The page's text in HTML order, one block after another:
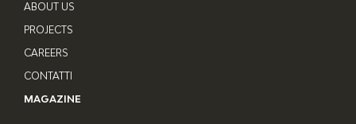
ABOUT US
PROJECTS
CAREERS
CONTATTI
MAGAZINE